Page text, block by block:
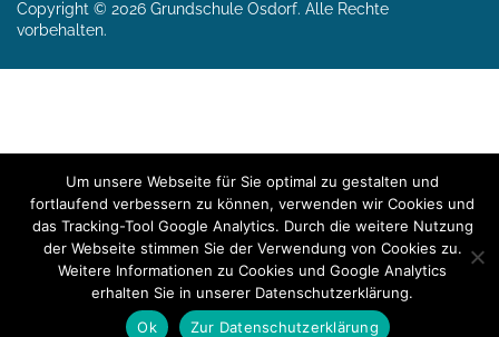
Copyright © 2026 Grundschule Osdorf. Alle Rechte
vorbehalten.
Um unsere Webseite für Sie optimal zu gestalten und
fortlaufend verbessern zu können, verwenden wir Cookies und
das Tracking-Tool Google Analytics. Durch die weitere Nutzung
der Webseite stimmen Sie der Verwendung von Cookies zu.
Weitere Informationen zu Cookies und Google Analytics
erhalten Sie in unserer Datenschutzerklärung.
Ok
Zur Datenschutzerklärung